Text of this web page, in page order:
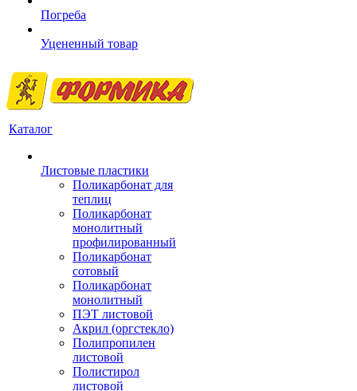
Погреба
Уцененный товар
Каталог
Листовые пластики
Поликарбонат для
теплиц
Поликарбонат
монолитный
профилированный
Поликарбонат
сотовый
Поликарбонат
монолитный
ПЭТ листовой
Акрил (оргстекло)
Полипропилен
листовой
Полистирол
листовой